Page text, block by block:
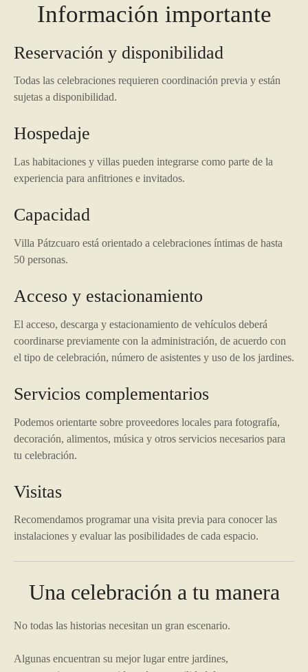
Información importante
Reservación y disponibilidad
Todas las celebraciones requieren coordinación previa y están
sujetas a disponibilidad.
Hospedaje
Las habitaciones y villas pueden integrarse como parte de la
experiencia para anfitriones e invitados.
Capacidad
Villa Pátzcuaro está orientado a celebraciones íntimas de hasta
50 personas.
Acceso y estacionamiento
El acceso, descarga y estacionamiento de vehículos deberá
coordinarse previamente con la administración, de acuerdo con
el tipo de celebración, número de asistentes y uso de los jardines.
Servicios complementarios
Podemos orientarte sobre proveedores locales para fotografía,
decoración, alimentos, música y otros servicios necesarios para
tu celebración.
Visitas
Recomendamos programar una visita previa para conocer las
instalaciones y evaluar las posibilidades de cada espacio.
Una celebración a tu manera
No todas las historias necesitan un gran escenario.
Algunas encuentran su mejor lugar entre jardines,